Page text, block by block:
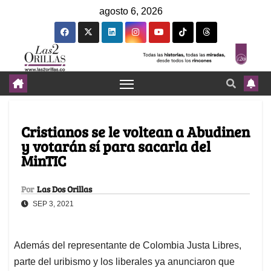
agosto 6, 2026
Cristianos se le voltean a Abudinen
y votarán sí para sacarla del
MinTIC
Por Las Dos Orillas
SEP 3, 2021
Además del representante de Colombia Justa Libres,
parte del uribismo y los liberales ya anunciaron que